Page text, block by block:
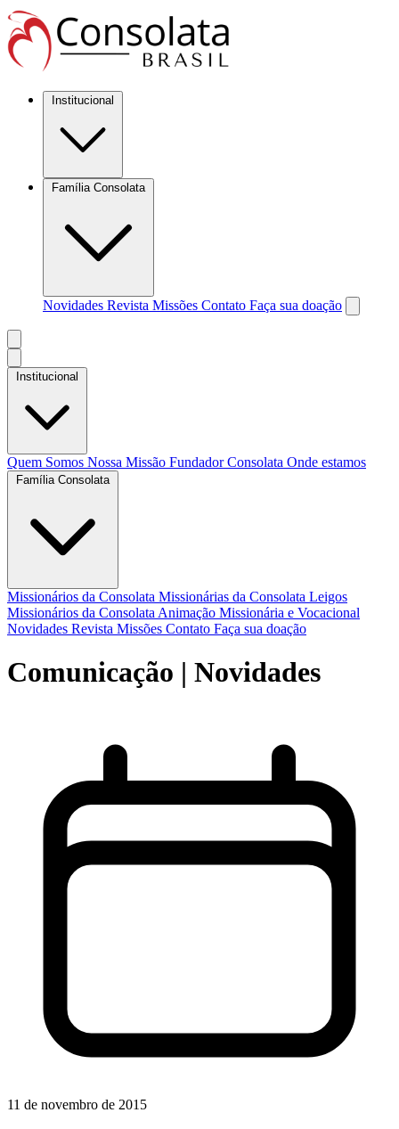
Institucional
Família Consolata
Novidades Revista Missões Contato Faça sua doação
Institucional
Quem Somos Nossa Missão FundadorConsolata Onde estamos
Família Consolata
Missionários da Consolata Missionárias da Consolata Leigos
Missionários da Consolata Animação Missionária e Vocacional
Novidades Revista Missões Contato Faça sua doação
Comunicação | Novidades
11 de novembro de 2015